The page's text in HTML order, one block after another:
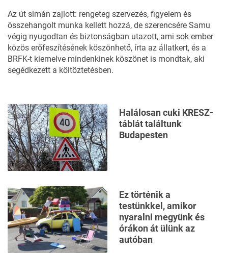
Az út simán zajlott: rengeteg szervezés, figyelem és
összehangolt munka kellett hozzá, de szerencsére Samu
végig nyugodtan és biztonságban utazott, ami sok ember
közös erőfeszítésének köszönhető, írta az állatkert, és a
BRFK-t kiemelve mindenkinek köszönet is mondtak, aki
segédkezett a költöztetésben.
Halálosan cuki KRESZ-
táblát találtunk
Budapesten
Ez történik a
testünkkel, amikor
nyaralni megyünk és
órákon át ülünk az
autóban